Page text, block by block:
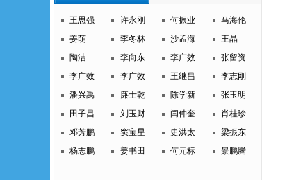
王思强 许永刚 何振业
马海伦
姜萌
李冬林 沙孟海
王晶
陶洁
李向东 李广效
张留资
李广效
李广效 王继昌
李志刚
潘兴禹
廉士乾 陈学新
张玉明
田子昌
刘玉财 闫仲奎
肖桂珍
邓芳鹏
窦宝星 史洪太
梁振东
杨志鹏
姜书田 何元标 景鹏腾